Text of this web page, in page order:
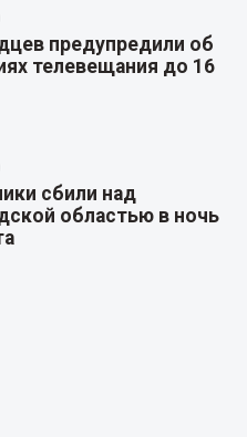
предупредили об
телевещания до 16
сбили над
областью в ночь